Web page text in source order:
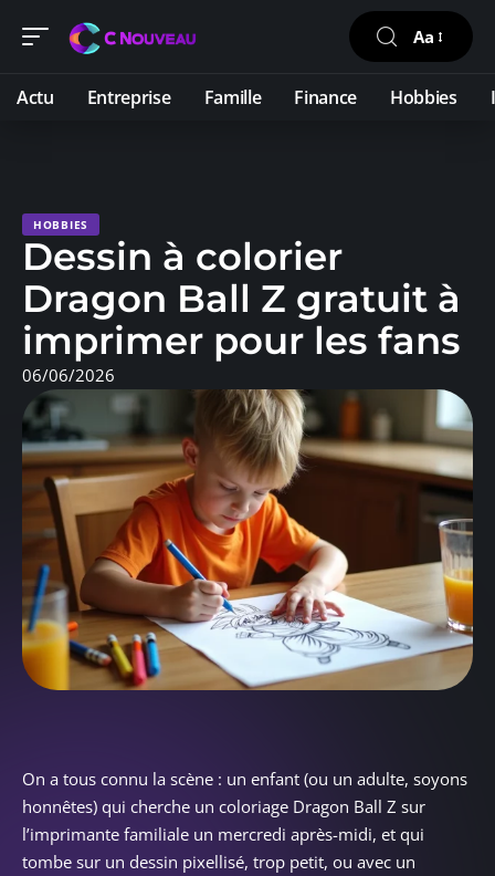
Aa
Actu Entreprise Famille Finance Hobbies
HOBBIES
Dessin à colorier
Dragon Ball Z gratuit à
imprimer pour les fans
06/06/2026
On a tous connu la scène : un enfant (ou un adulte, soyons
honnêtes) qui cherche un coloriage Dragon Ball Z sur
l’imprimante familiale un mercredi après-midi, et qui
tombe sur un dessin pixellisé, trop petit, ou avec un